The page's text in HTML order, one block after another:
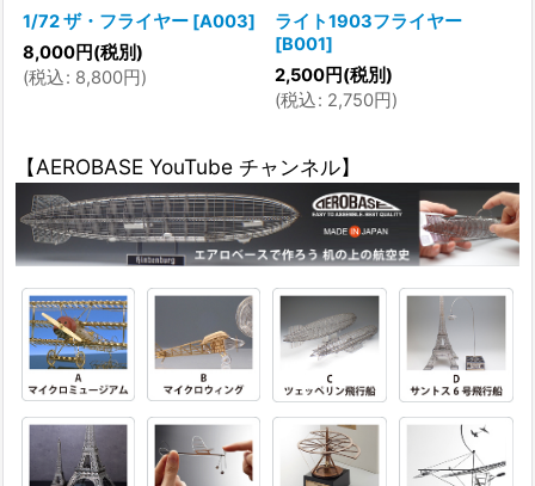
1/72 ザ・フライヤー [A003]
8,000円(税別)
(税込: 8,800円)
ライト1903フライヤー
[B001]
2,500円(税別)
(税込: 2,750円)
【AEROBASE YouTube チャンネル】